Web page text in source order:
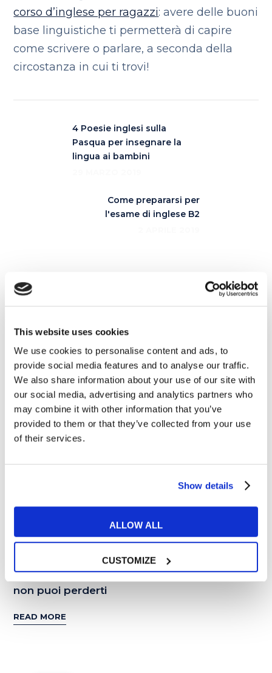
This website uses cookies
We use cookies to personalise content and ads, to
provide social media features and to analyse our traffic.
We also share information about your use of our site with
our social media, advertising and analytics partners who
may combine it with other information that you’ve
provided to them or that they’ve collected from your use
of their services.
Show details
ALLOW ALL
CUSTOMIZE
corso d’inglese per ragazzi: avere delle buoni
base linguistiche ti permetterà di capire
come scrivere o parlare, a seconda della
circostanza in cui ti trovi!
4 Poesie inglesi sulla
Pasqua per insegnare la
lingua ai bambini
Come prepararsi per
l'esame di inglese B2
Articoli correlati
06
LUG
Tips e Curiosità
California on the road: le 6 tappe che davvero
non puoi perderti
READ MORE